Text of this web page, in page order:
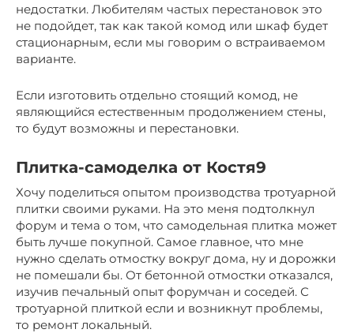
недостатки. Любителям частых перестановок это
не подойдет, так как такой комод или шкаф будет
стационарным, если мы говорим о встраиваемом
варианте.
Если изготовить отдельно стоящий комод, не
являющийся естественным продолжением стены,
то будут возможны и перестановки.
Плитка-самоделка от Костя9
Хочу поделиться опытом производства тротуарной
плитки своими руками. На это меня подтолкнул
форум и тема о том, что самодельная плитка может
быть лучше покупной. Самое главное, что мне
нужно сделать отмостку вокруг дома, ну и дорожки
не помешали бы. От бетонной отмостки отказался,
изучив печальный опыт форумчан и соседей. С
тротуарной плиткой если и возникнут проблемы,
то ремонт локальный.